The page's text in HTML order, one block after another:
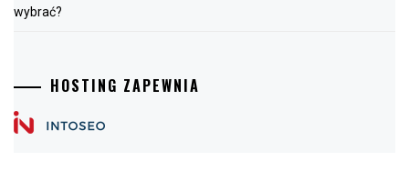
wybrać?
HOSTING ZAPEWNIA